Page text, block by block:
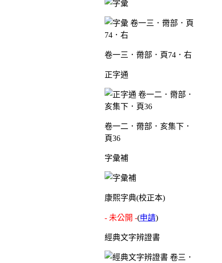
卷一三．黹部．頁74．右
正字通
卷一二．黹部．亥集下．
頁36
字彙補
康熙字典(校正本)
- 未公開 -(申請)
經典文字辨證書